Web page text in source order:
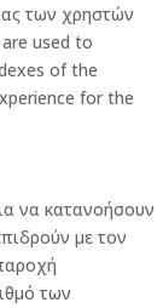
των χρηστών
used to
of the
for the
να κατανοήσουν
με τον
των